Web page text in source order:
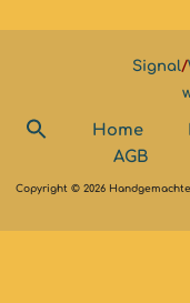
Signal/
Home
AGB
Copyright © 2026